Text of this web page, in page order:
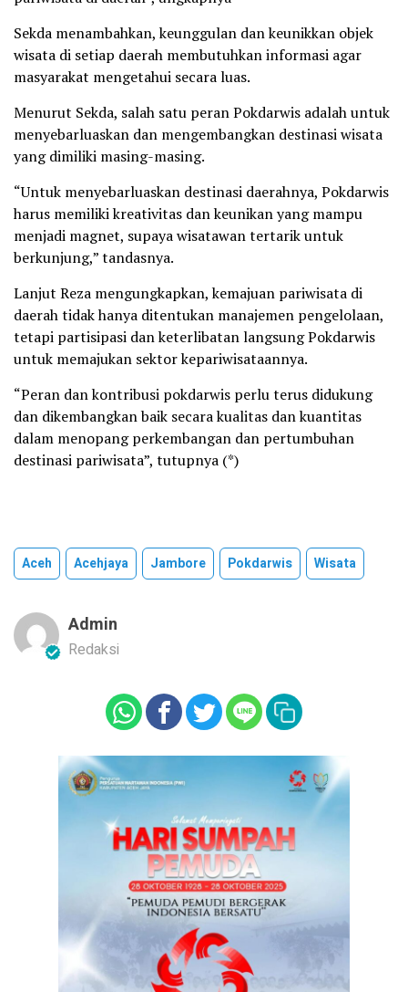
Sekda menambahkan, keunggulan dan keunikkan objek
wisata di setiap daerah membutuhkan informasi agar
masyarakat mengetahui secara luas.
Menurut Sekda, salah satu peran Pokdarwis adalah untuk
menyebarluaskan dan mengembangkan destinasi wisata
yang dimiliki masing-masing.
“Untuk menyebarluaskan destinasi daerahnya, Pokdarwis
harus memiliki kreativitas dan keunikan yang mampu
menjadi magnet, supaya wisatawan tertarik untuk
berkunjung,” tandasnya.
Lanjut Reza mengungkapkan, kemajuan pariwisata di
daerah tidak hanya ditentukan manajemen pengelolaan,
tetapi partisipasi dan keterlibatan langsung Pokdarwis
untuk memajukan sektor kepariwisataannya.
“Peran dan kontribusi pokdarwis perlu terus didukung
dan dikembangkan baik secara kualitas dan kuantitas
dalam menopang perkembangan dan pertumbuhan
destinasi pariwisata”, tutupnya (*)
Aceh Acehjaya Jambore Pokdarwis Wisata
Admin
Redaksi